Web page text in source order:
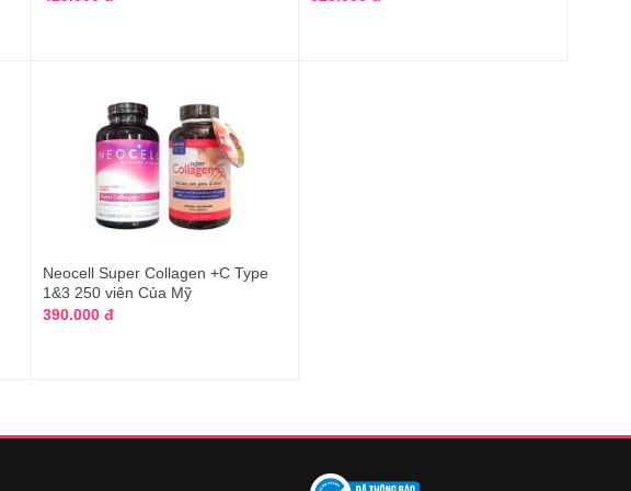
Neocell Super Collagen +C Type
1&3 250 viên Của Mỹ
390.000 đ